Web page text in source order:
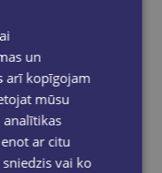
un
arī kopīgojam
mūsu
ar citu
vai ko